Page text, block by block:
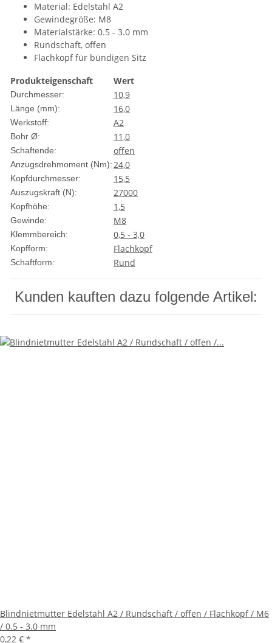
Material: Edelstahl A2
Gewindegröße: M8
Materialstärke: 0.5 - 3.0 mm
Rundschaft, offen
Flachkopf für bündigen Sitz
Produkteigenschaft
Wert
Durchmesser: 10,9
Länge (mm): 16,0
Werkstoff: A2
Bohr Ø: 11,0
Schaftende: offen
Anzugsdrehmoment (Nm):24,0
Kopfdurchmesser: 15,5
Auszugskraft (N): 27000
Kopfhöhe: 1,5
Gewinde: M8
Klemmbereich: 0,5 - 3,0
Kopfform: Flachkopf
Schaftform: Rund
Kunden kauften dazu folgende Artikel:
Blindnietmutter Edelstahl A2 / Rundschaft / offen / Flachkopf / M6
/ 0.5 - 3.0 mm
0,22 € *